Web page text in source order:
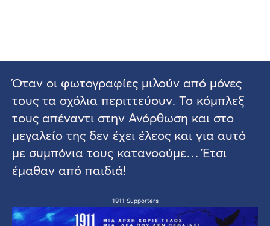
Όταν οι φωτογραφίες μιλούν από μόνες
τους τα σχόλια περιττεύουν. Το κόμπλεξ
τους απέναντι στην Ανόρθωση και στο
μεγαλείο της δεν έχει έλεος και για αυτό
με συμπόνια τους κατανοούμε… Έτσι
έμαθαν από παιδιά!
1911 Supporters